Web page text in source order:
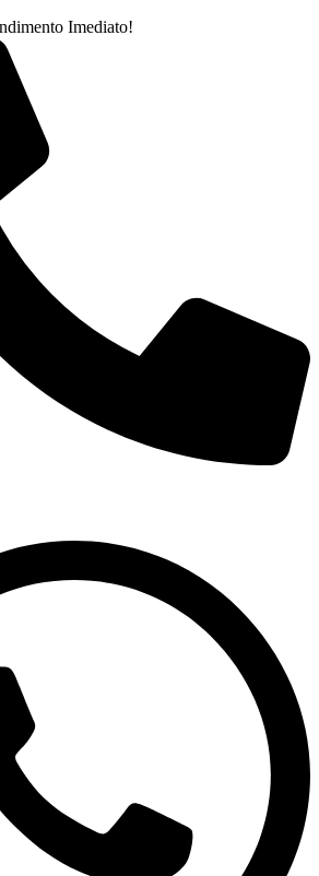
Imediato!